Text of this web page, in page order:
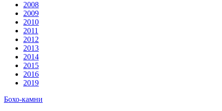
2008
2009
2010
2011
2012
2013
2014
2015
2016
2019
Бохо-камни